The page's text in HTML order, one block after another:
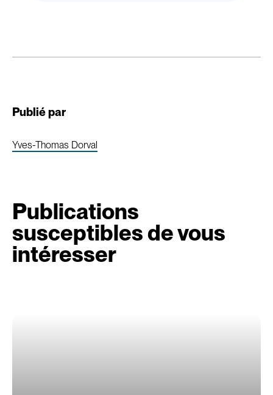
Publié par
Yves-Thomas Dorval
Publications
susceptibles de vous
intéresser